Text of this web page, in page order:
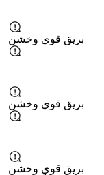
بريق قوي وخشن
بريق قوي وخشن
بريق قوي وخشن